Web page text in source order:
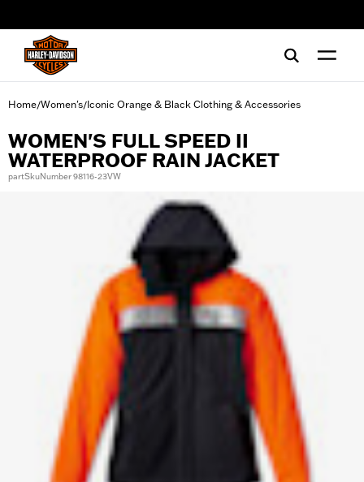
Home/Women's/Iconic Orange & Black Clothing & Accessories
WOMEN'S FULL SPEED II
WATERPROOF RAIN JACKET
partSkuNumber 98116-23VW